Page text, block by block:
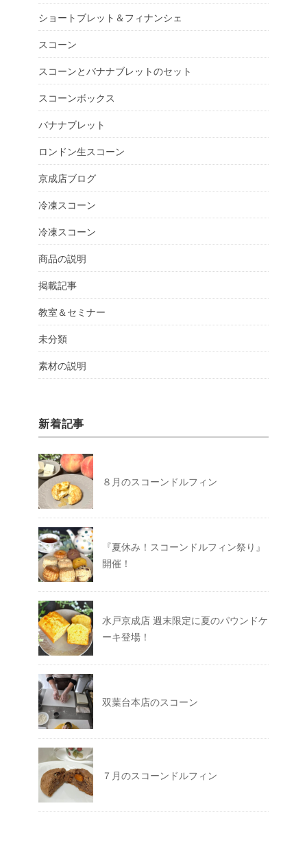
ショートブレット＆フィナンシェ
スコーン
スコーンとバナナブレットのセット
スコーンボックス
バナナブレット
ロンドン生スコーン
京成店ブログ
冷凍スコーン
冷凍スコーン
商品の説明
掲載記事
教室＆セミナー
未分類
素材の説明
新着記事
８月のスコーンドルフィン
『夏休み！スコーンドルフィン祭り』
開催！
水戸京成店 週末限定に夏のパウンドケ
ーキ登場！
双葉台本店のスコーン
７月のスコーンドルフィン